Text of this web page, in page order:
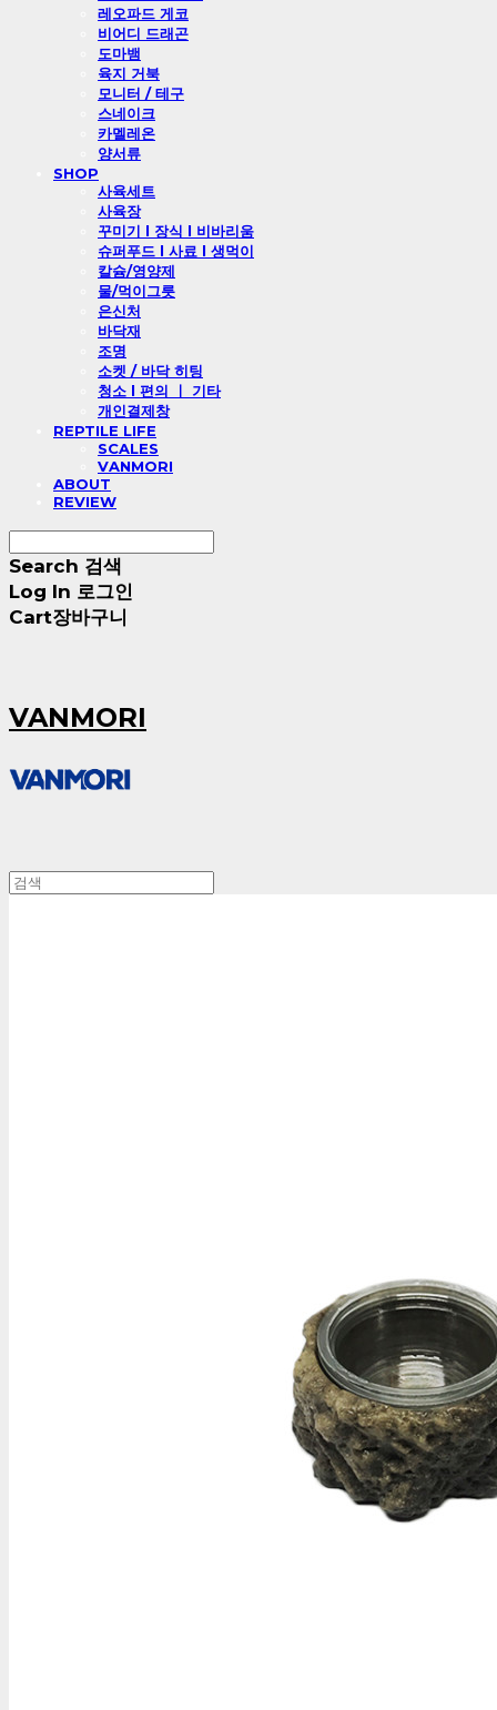
레오파드 게코
비어디 드래곤
도마뱀
육지 거북
모니터 / 테구
스네이크
카멜레온
양서류
SHOP
사육세트
사육장
꾸미기 l 장식 l 비바리움
슈퍼푸드 l 사료 l 생먹이
칼슘/영양제
물/먹이그릇
은신처
바닥재
조명
소켓 / 바닥 히팅
청소 l 편의 ㅣ 기타
개인결제창
REPTILE LIFE
SCALES
VANMORI
ABOUT
REVIEW
Search 검색
Log In 로그인
Cart장바구니
VANMORI